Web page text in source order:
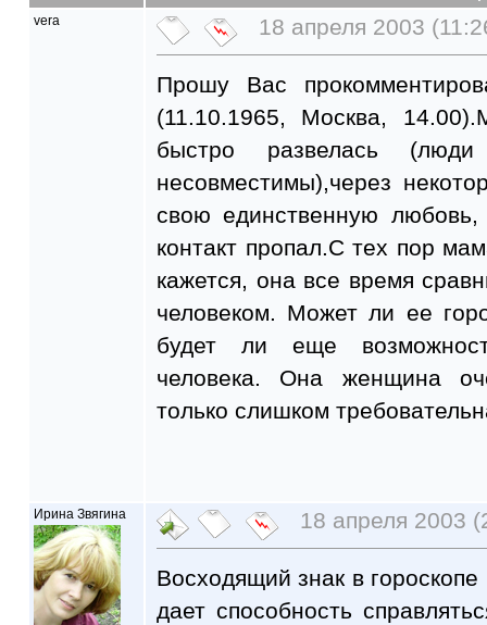
vera 18 апреля 2003
Прошу Вас
(11.10.1965, Москва,
быстро развелась (люди
несовместимы),через
свою единственную
контакт пропал.С тех пор
кажется, она все время
человеком. Может ли ее
будет ли еще
человека. Она женщина
только слишком
Ирина Звягина 18 апреля 2003
Восходящий знак в
дает способность